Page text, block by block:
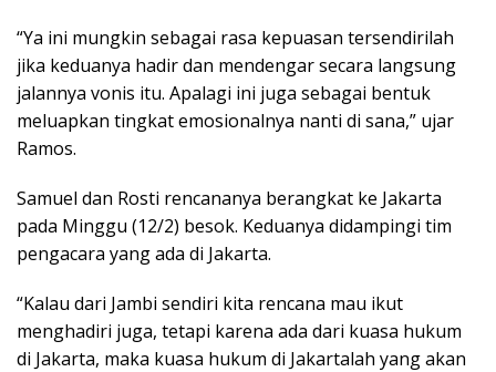
“Ya ini mungkin sebagai rasa kepuasan tersendirilah
jika keduanya hadir dan mendengar secara langsung
jalannya vonis itu. Apalagi ini juga sebagai bentuk
meluapkan tingkat emosionalnya nanti di sana,” ujar
Ramos.
Samuel dan Rosti rencananya berangkat ke Jakarta
pada Minggu (12/2) besok. Keduanya didampingi tim
pengacara yang ada di Jakarta.
“Kalau dari Jambi sendiri kita rencana mau ikut
menghadiri juga, tetapi karena ada dari kuasa hukum
di Jakarta, maka kuasa hukum di Jakartalah yang akan